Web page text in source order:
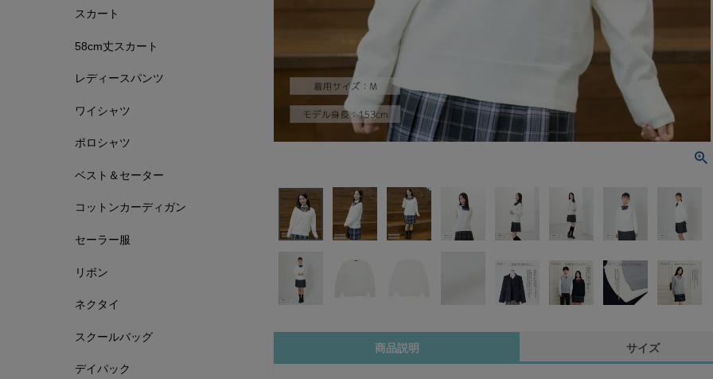
スカート
58cm丈スカート
レディースパンツ
ワイシャツ
ポロシャツ
ベスト＆セーター
コットンカーディガン
セーラー服
リボン
ネクタイ
スクールバッグ
デイパック
商品説明 サイズ